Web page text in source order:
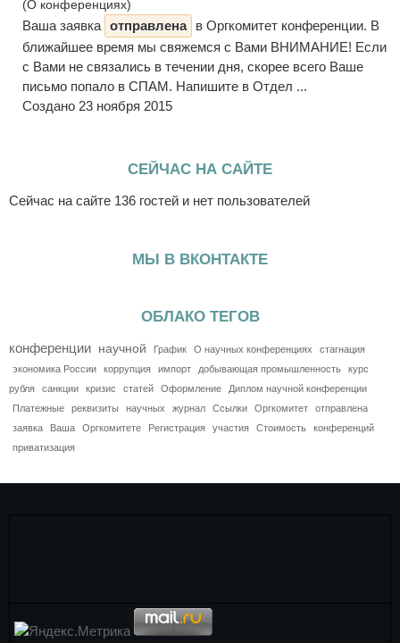
(О конференциях)
Ваша заявка отправлена
в Оргкомитет конференции. В
ближайшее время мы свяжемся с Вами ВНИМАНИЕ! Если
с Вами не связались в течении дня, скорее всего Ваше
письмо попало в СПАМ. Напишите в Отдел ...
Создано 23 ноября 2015
СЕЙЧАС НА САЙТЕ
Сейчас на сайте 136 гостей и нет пользователей
МЫ В ВКОНТАКТЕ
ОБЛАКО ТЕГОВ
конференции научной График О научных конференциях
стагнация
экономика России
коррупция импорт добывающая промышленность
курс
рубля
санкции кризис статей Оформление
Диплом научной конференции
Платежные
реквизиты научных журнал Ссылки Оргкомитет
отправлена
заявка
Ваша Оргкомитете Регистрация участия Стоимость
конференций
приватизация